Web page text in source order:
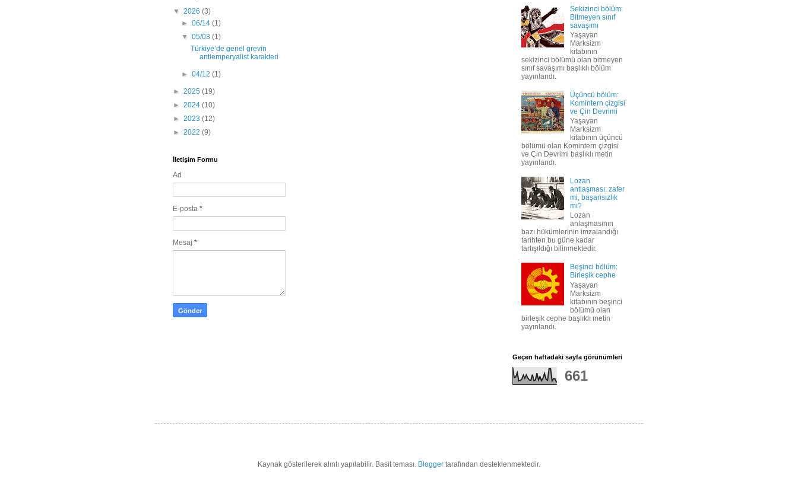
▼ 2026 (3)
►06/14(1)
▼05/03(1)
Türkiye’de genel grevin
antiemperyalist karakteri
►04/12(1)
► 2025 (19)
► 2024 (10)
► 2023 (12)
► 2022 (9)
İletişim Formu
Ad
E-posta *
Mesaj *
Sekizinci bölüm:
Bitmeyen sınıf
savaşımı
Yaşayan
Marksizm
kitabının
sekizinci bölümü olan bitmeyen
sınıf savaşımı başlıklı bölüm
yayınlandı.
Üçüncü bölüm:
Komintern çizgisi
ve Çin Devrimi
Yaşayan
Marksizm
kitabının üçüncü
bölümü olan Komintern çizgisi
ve Çin Devrimi başlıklı metin
yayınlandı.
Lozan
antlaşması: zafer
mi, başarısızlık
mı?
Lozan
anlaşmasının
bazı hükümlerinin imzalandığı
tarihten bu güne kadar
tartışıldığı bilinmektedir.
Beşinci bölüm:
Birleşik cephe
Yaşayan
Marksizm
kitabının beşinci
bölümü olan
birleşik cephe başlıklı metin
yayınlandı.
Geçen haftadaki sayfa görünümleri
661
Kaynak gösterilerek alıntı yapılabilir. Basit teması. Blogger tarafından desteklenmektedir.